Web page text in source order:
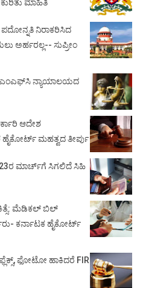
ಮಾಹಿತಿ
ಪದೋನ್ನತಿ ನಿರಾಕರಿಸಿದ
ಅರ್ಹರಲ್ಲ-- ಸುಪ್ರೀಂ
ನ್ಯಾಯಾಲಯದ
ಆದೇಶ
ಮಹತ್ವದ ತೀರ್ಪು
ಮಾರ್ಚ್‌ಗೆ ಸಿಗಲಿದೆ ಸಿಹಿ
ಮೆಡಿಕಲ್ ಬಿಲ್
ಕರ್ನಾಟಕ ಹೈಕೋರ್ಟ್
ಫೋಟೋ ಹಾಕಿದರೆ FIR